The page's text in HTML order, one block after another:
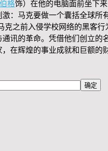
格饰）在他的电脑面前坐下
：马克要做一个囊括全球
之前入侵学校网络的黑客
的革命。凭借他们创立的
在辉煌的事业成就和巨额